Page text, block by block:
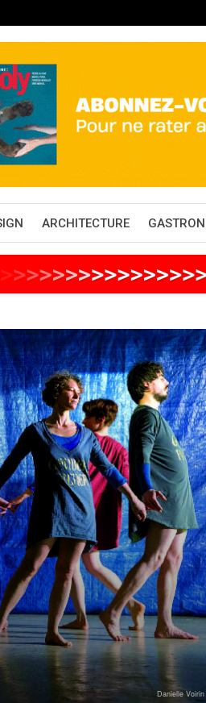
ARCHITECTURE
>>>>>>>>>> >>>>
Danielle Voirin